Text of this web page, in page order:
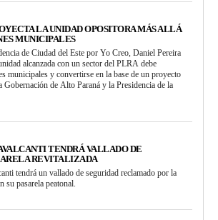
LA UNIDAD OPOSITORA MÁS ALLÁ
MUNICIPALES
de Ciudad del Este por Yo Creo, Daniel Pereira
alcanzada con un sector del PLRA debe
municipales y convertirse en la base de un proyecto
Gobernación de Alto Paraná y la Presidencia de la
TENDRÁ VALLADO DE
REVITALIZADA
tendrá un vallado de seguridad reclamado por la
su pasarela peatonal.